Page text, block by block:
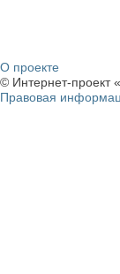
О проекте
© Интернет-проект
Правовая